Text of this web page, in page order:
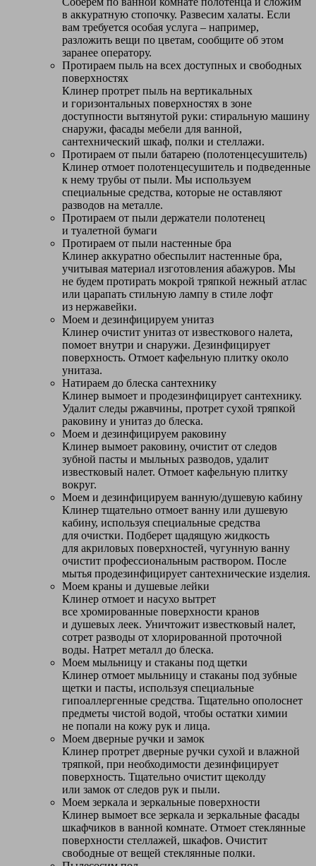
в аккуратную стопочку. Развесим халаты. Если
вам требуется особая услуга – например,
разложить вещи по цветам, сообщите об этом
заранее оператору.
Протираем пыль на всех доступных и свободных
поверхностях
Клинер протрет пыль на вертикальных
и горизонтальных поверхностях в зоне
доступности вытянутой руки: стиральную машину
снаружи, фасады мебели для ванной,
сантехнический шкаф, полки и стеллажи.
Протираем от пыли батарею (полотенцесушитель)
Клинер отмоет полотенцесушитель и подведенные
к нему трубы от пыли. Мы используем
специальные средства, которые не оставляют
разводов на металле.
Протираем от пыли держатели полотенец
и туалетной бумаги
Протираем от пыли настенные бра
Клинер аккуратно обеспылит настенные бра,
учитывая материал изготовления абажуров. Мы
не будем протирать мокрой тряпкой нежный атлас
или царапать стильную лампу в стиле лофт
из нержавейки.
Моем и дезинфицируем унитаз
Клинер очистит унитаз от известкового налета,
помоет внутри и снаружи. Дезинфицирует
поверхность. Отмоет кафельную плитку около
унитаза.
Натираем до блеска сантехнику
Клинер вымоет и продезинфицирует сантехнику.
Удалит следы ржавчины, протрет сухой тряпкой
раковину и унитаз до блеска.
Моем и дезинфицируем раковину
Клинер вымоет раковину, очистит от следов
зубной пасты и мыльных разводов, удалит
известковый налет. Отмоет кафельную плитку
вокруг.
Моем и дезинфицируем ванную/душевую кабину
Клинер тщательно отмоет ванну или душевую
кабину, используя специальные средства
для очистки. Подберет щадящую жидкость
для акриловых поверхностей, чугунную ванну
очистит профессиональным раствором. После
мытья продезинфицирует сантехнические изделия.
Моем краны и душевые лейки
Клинер отмоет и насухо вытрет
все хромированные поверхности кранов
и душевых леек. Уничтожит известковый налет,
сотрет разводы от хлорированной проточной
воды. Натрет металл до блеска.
Моем мыльницу и стаканы под щетки
Клинер отмоет мыльницу и стаканы под зубные
щетки и пасты, используя специальные
гипоаллергенные средства. Тщательно ополоснет
предметы чистой водой, чтобы остатки химии
не попали на кожу рук и лица.
Моем дверные ручки и замок
Клинер протрет дверные ручки сухой и влажной
тряпкой, при необходимости дезинфицирует
поверхность. Тщательно очистит щеколду
или замок от следов рук и пыли.
Моем зеркала и зеркальные поверхности
Клинер вымоет все зеркала и зеркальные фасады
шкафчиков в ванной комнате. Отмоет стеклянные
поверхности стеллажей, шкафов. Очистит
свободные от вещей стеклянные полки.